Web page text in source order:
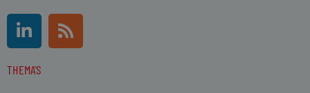
L
i
n
k
R
s
s
THEMA'S